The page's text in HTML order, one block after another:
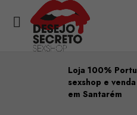

Loja 100%
sexshop e
em Santarém